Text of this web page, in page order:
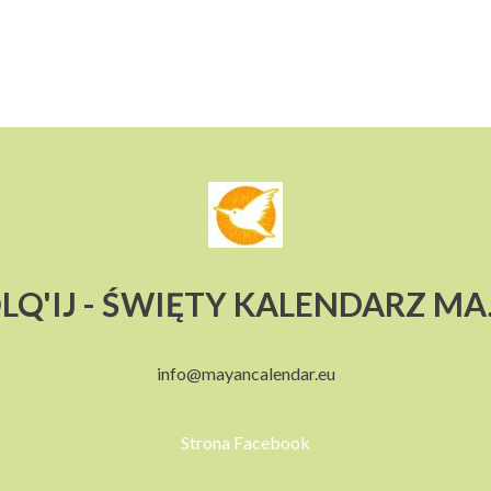
- ŚWIĘTY KALENDARZ
info@mayancalendar.eu
Strona Facebook